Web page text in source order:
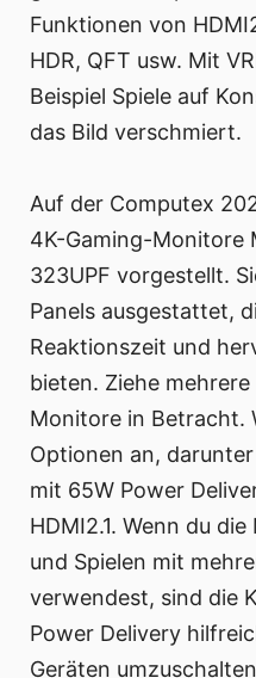
Funktionen von
HDR, QFT usw. Mit
Beispiel Spiele auf
das Bild verschmiert.
Auf der Computex
4K-Gaming-Monitore
323UPF vorgestellt.
Panels ausgestattet,
Reaktionszeit und
bieten. Ziehe
Monitore in Betracht.
Optionen an,
mit 65W Power
HDMI2.1. Wenn du
und Spielen mit
verwendest, sind die
Power Delivery
Geräten